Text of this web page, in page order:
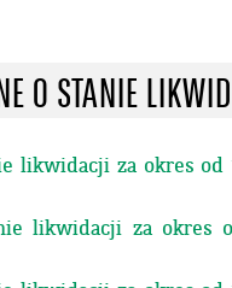
O STANIE
likwidacji za okres od
likwidacji za okres